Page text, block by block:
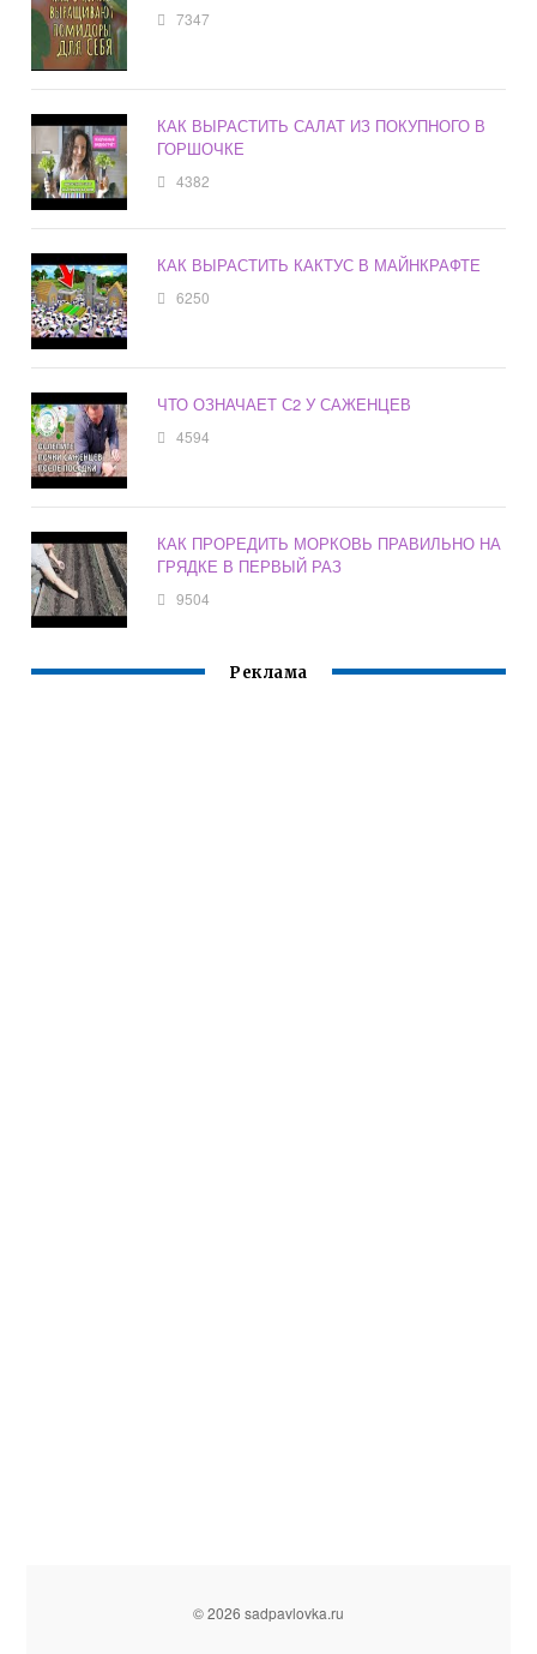
7347
КАК ВЫРАСТИТЬ САЛАТ ИЗ ПОКУПНОГО В
ГОРШОЧКЕ
4382
КАК ВЫРАСТИТЬ КАКТУС В МАЙНКРАФТЕ
6250
ЧТО ОЗНАЧАЕТ С2 У САЖЕНЦЕВ
4594
КАК ПРОРЕДИТЬ МОРКОВЬ ПРАВИЛЬНО НА
ГРЯДКЕ В ПЕРВЫЙ РАЗ
9504
Реклама
© 2026 sadpavlovka.ru